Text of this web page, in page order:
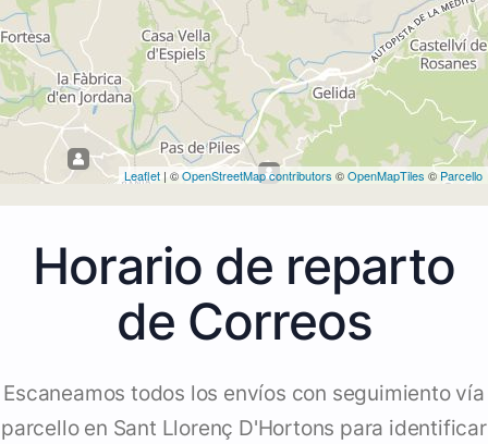
Leaflet | ©OpenStreetMap contributors ©OpenMapTiles © Parcello
Horario de reparto
de Correos
Escaneamos todos los envíos con seguimiento vía
parcello en Sant Llorenç D'Hortons para identificar